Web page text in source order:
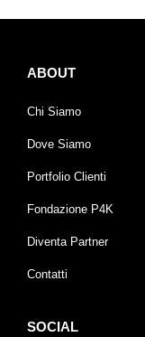
ABOUT
Chi Siamo
Dove Siamo
Portfolio Clienti
Fondazione P4K
Diventa Partner
Contatti
SOCIAL